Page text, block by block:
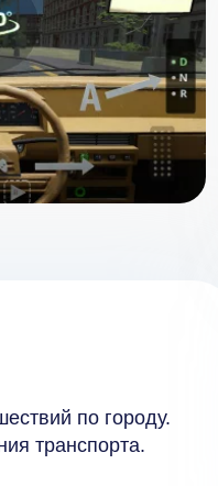
по городу.
транспорта.